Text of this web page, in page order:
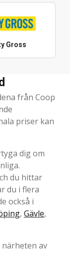
Gross
från Coop
priser kan
dig om
du hittar
du i flera
också i
, Gävle,
av